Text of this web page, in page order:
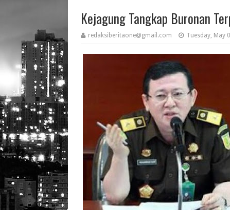
Kejagung Tangkap Buronan
redaksiberitaone@gmail.com Tuesday, May